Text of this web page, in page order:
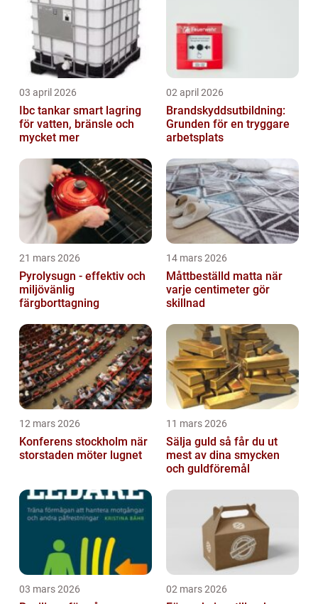
03 april 2026
Ibc tankar smart lagring
för vatten, bränsle och
mycket mer
02 april 2026
Brandskyddsutbildning:
Grunden för en tryggare
arbetsplats
21 mars 2026
Pyrolysugn - effektiv och
miljövänlig
färgborttagning
14 mars 2026
Måttbeställd matta när
varje centimeter gör
skillnad
12 mars 2026
Konferens stockholm när
storstaden möter lugnet
11 mars 2026
Sälja guld så får du ut
mest av dina smycken
och guldföremål
03 mars 2026 02 mars 2026